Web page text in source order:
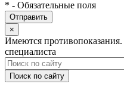
* - Обязательные поля
×
Имеются
специалиста